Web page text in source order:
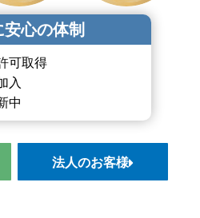
安心の体制
可取得
入
中
法人のお客様